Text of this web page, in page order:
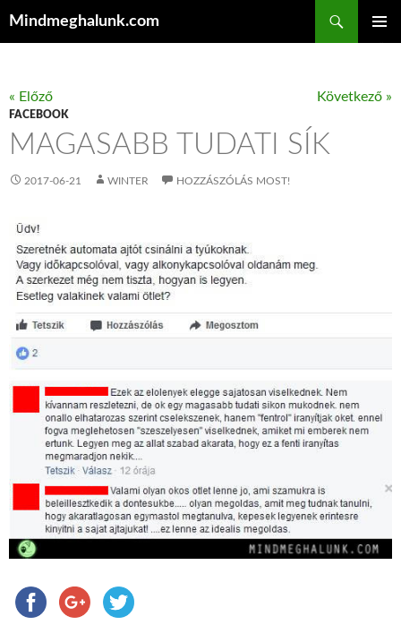
Mindmeghalunk.com
« Előző Következő »
FACEBOOK
MAGASABB TUDATI SÍK
2017-06-21 WINTER HOZZÁSZÓLÁS MOST!